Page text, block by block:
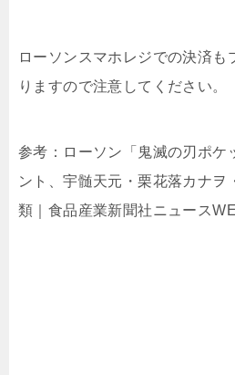
ローソンスマホレジでの決済も
りますので注意してください。
参考： ローソン「鬼滅の刃ポケ
ント、宇髄天元・栗花落カナヲ
類｜食品産業新聞社ニュース